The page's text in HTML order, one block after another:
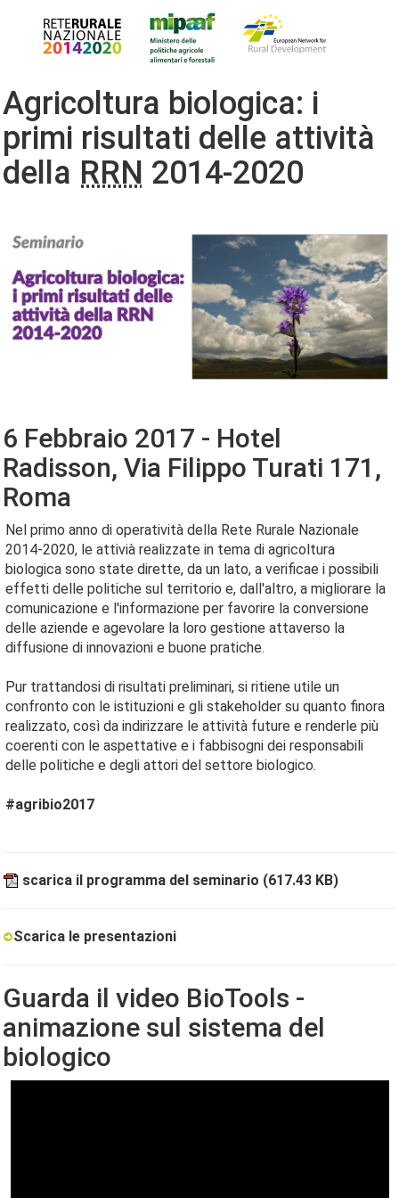
Agricoltura biologica: i
primi risultati delle attività
della RRN 2014-2020
6 Febbraio 2017 - Hotel
Radisson, Via Filippo Turati 171,
Roma
Nel primo anno di operatività della Rete Rurale Nazionale
2014-2020, le attivià realizzate in tema di agricoltura
biologica sono state dirette, da un lato, a verificae i possibili
effetti delle politiche sul territorio e, dall'altro, a migliorare la
comunicazione e l'informazione per favorire la conversione
delle aziende e agevolare la loro gestione attaverso la
diffusione di innovazioni e buone pratiche.
Pur trattandosi di risultati preliminari, si ritiene utile un
confronto con le istituzioni e gli stakeholder su quanto finora
realizzato, così da indirizzare le attività future e renderle più
coerenti con le aspettative e i fabbisogni dei responsabili
delle politiche e degli attori del settore biologico.
#agribio2017
scarica il programma del seminario (617.43 KB)
Scarica le presentazioni
Guarda il video BioTools -
animazione sul sistema del
biologico